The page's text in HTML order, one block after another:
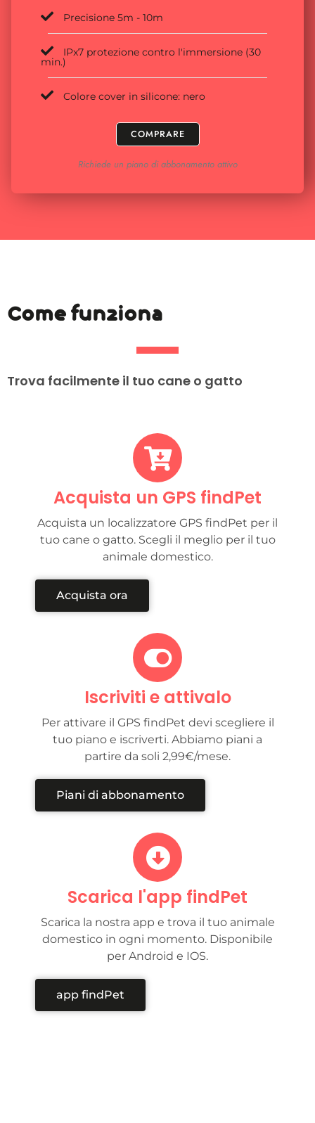
Precisione 5m - 10m
IPx7 protezione contro l'immersione (30
min.)
Colore cover in silicone: nero
COMPRARE
Richiede un piano di abbonamento attivo
Come funziona
Trova facilmente il tuo cane o gatto
Acquista un GPS findPet
Acquista un localizzatore GPS findPet per il
tuo cane o gatto. Scegli il meglio per il tuo
animale domestico.
Acquista ora
Iscriviti e attivalo
Per attivare il GPS findPet devi scegliere il
tuo piano e iscriverti. Abbiamo piani a
partire da soli 2,99€/mese.
Piani di abbonamento
Scarica l'app findPet
Scarica la nostra app e trova il tuo animale
domestico in ogni momento. Disponibile
per Android e IOS.
app findPet